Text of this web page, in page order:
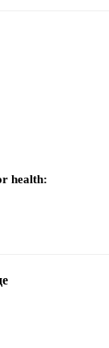
health: